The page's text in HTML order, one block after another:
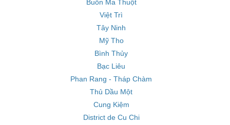
Buôn Ma Thuột
Việt Trì
Tây Ninh
Mỹ Tho
Bình Thủy
Bạc Liêu
Phan Rang - Tháp Chàm
Thủ Dầu Một
Cung Kiệm
District de Cu Chi